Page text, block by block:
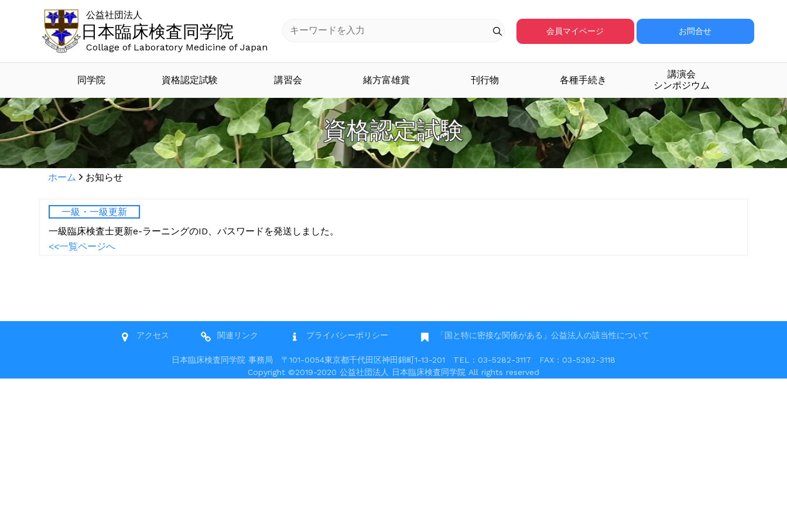
日本臨床検査同学院
公益社団法人
Collage of Laboratory Medicine of Japan
会員マイページ お問合せ
同学院 資格認定試験 講習会 緒方富雄賞 刊行物 各種手続き
講演会
シンポジウム
資格認定試験
ホーム お知らせ
一級・一級更新
一級臨床検査士更新e-ラーニングのID、パスワードを発送しました。
<<一覧ページへ
アクセス 関連リンク プライバシーポリシー 「国と特に密接な関係がある」公益法人の該当性について
日本臨床検査同学院 事務局 〒101-0054東京都千代田区神田錦町1-13-201 TEL：03-5282-3117 FAX：03-5282-3118
Copyright ©2019-2020 公益社団法人 日本臨床検査同学院 All rights reserved